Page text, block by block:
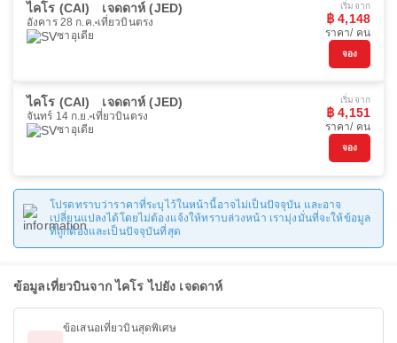
ไคโร (CAI) เจดดาห์ (JED)
อังคาร 28 ก.ค. เที่ยวบินตรง
ซาอุเดีย
เริ่มจาก
฿ 4,148
ราคา/ คน
จอง
ไคโร (CAI) เจดดาห์ (JED)
จันทร์ 14 ก.ย. เที่ยวบินตรง
ซาอุเดีย
เริ่มจาก
฿ 4,151
ราคา/ คน
จอง
โปรดทราบว่าราคาที่ระบุไว้ในหน้านี้อาจไม่เป็นปัจจุบัน และอาจ
เปลี่ยนแปลงได้โดยไม่ต้องแจ้งให้ทราบล่วงหน้า เรามุ่งมั่นที่จะให้ข้อมูล
ที่ถูกต้องและเป็นปัจจุบันที่สุด
ข้อมูลเที่ยวบินจาก ไคโร ไปยัง เจดดาห์
ข้อเสนอเที่ยวบินสุดพิเศษ